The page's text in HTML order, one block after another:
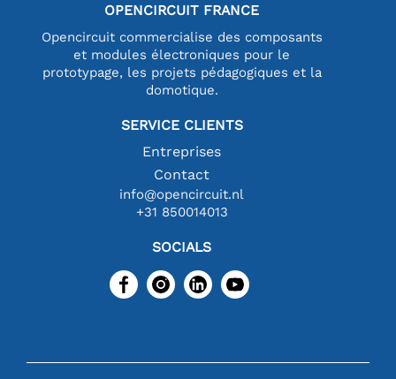
OPENCIRCUIT FRANCE
Opencircuit commercialise des composants
et modules électroniques pour le
prototypage, les projets pédagogiques et la
domotique.
SERVICE CLIENTS
Entreprises
Contact
info@opencircuit.nl
+31 850014013
SOCIALS